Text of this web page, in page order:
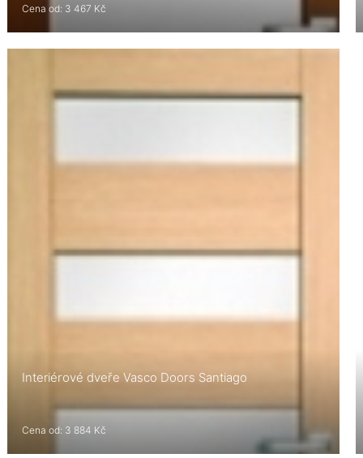
Cena od: 3 467 Kč
Interiérové dveře Vasco Doors Santiago
Cena od: 3 884 Kč